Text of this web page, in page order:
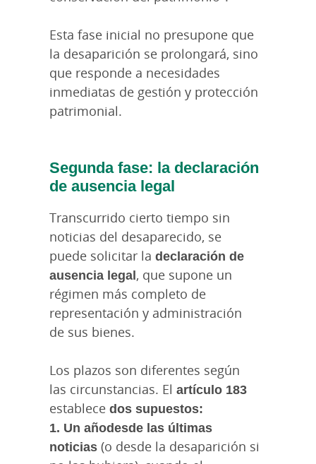
Esta fase inicial no presupone que
la desaparición se prolongará, sino
que responde a necesidades
inmediatas de gestión y protección
patrimonial.
Segunda fase: la declaración
de ausencia legal
Transcurrido cierto tiempo sin
noticias del desaparecido, se
puede solicitar la declaración de
ausencia legal, que supone un
régimen más completo de
representación y administración
de sus bienes.
Los plazos son diferentes según
las circunstancias. El artículo 183
establece dos supuestos:
1. Un añodesde las últimas
noticias (o desde la desaparición si